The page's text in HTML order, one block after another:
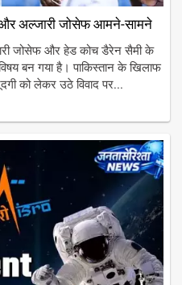
अल्जारी जोसेफ आमने-सामने
जोसेफ और हेड कोच डैरेन सैमी के
बन गया है। पाकिस्तान के खिलाफ
को लेकर उठे विवाद पर...